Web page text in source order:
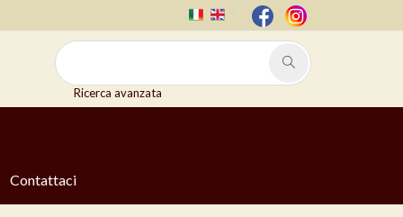
Ricerca avanzata
Contattaci